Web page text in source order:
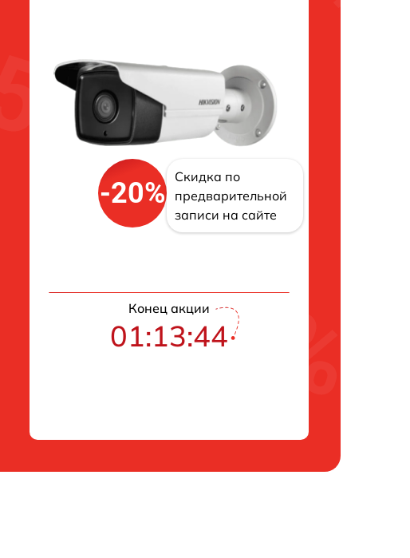
-20%
Скидка по
предварительной
записи на сайте
Конец акции
01:13:43